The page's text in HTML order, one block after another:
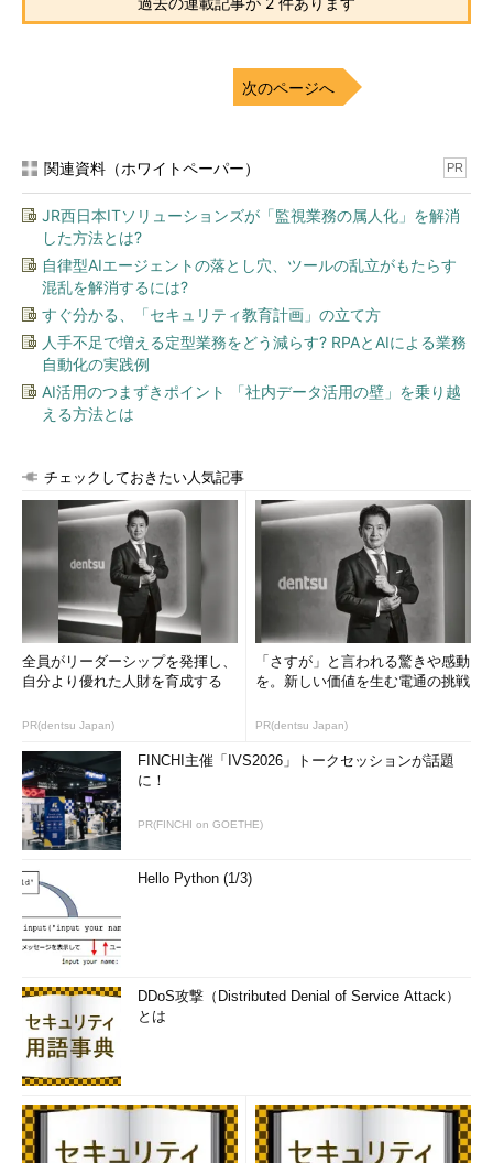
次のページへ
関連資料（ホワイトペーパー） PR
JR西日本ITソリューションズが「監視業務の属人化」を解消
した方法とは?
自律型AIエージェントの落とし穴、ツールの乱立がもたらす
混乱を解消するには?
すぐ分かる、「セキュリティ教育計画」の立て方
人手不足で増える定型業務をどう減らす? RPAとAIによる業務
自動化の実践例
AI活用のつまずきポイント 「社内データ活用の壁」を乗り越
える方法とは
チェックしておきたい人気記事
全員がリーダーシップを発揮し、
自分より優れた人財を育成する
PR(dentsu Japan)
「さすが」と言われる驚きや感動
を。新しい価値を生む電通の挑戦
PR(dentsu Japan)
FINCHI主催「IVS2026」トークセッションが話題
に！
PR(FINCHI on GOETHE)
Hello Python (1/3)
DDoS攻撃（Distributed Denial of Service Attack）
とは